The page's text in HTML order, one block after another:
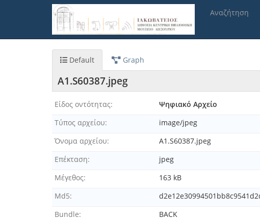
Αναζήτηση
Default Graph
A1.S60387.jpeg
Είδος οντότητας
Ψηφιακό Αρχείο
Τύπος αρχείου
image/jpeg
Όνομα αρχείου
A1.S60387.jpeg
Επέκταση
jpeg
Μέγεθος
163 kB
Md5
Bundle
BACK